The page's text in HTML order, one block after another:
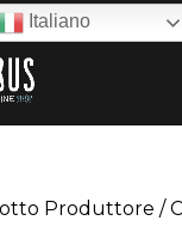
Produttore /
Italiano